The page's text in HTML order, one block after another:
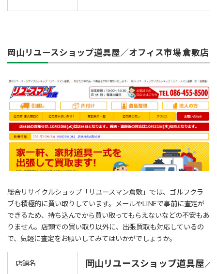
岡山リユースショップ道具屋／オフィス市場 倉敷店
総合リサイクルショップ「リユースマン倉敷」では、ゴルフクラ
ブも積極的に買い取りしています。メールやLINEで事前に査定が
できるため、持ち込んでから買い取ってもらえないなどの不安もあ
りません。店頭での買い取り以外に、出張買取も対応しているの
で、気軽に査定をお願いしてみてはいかがでしょうか。
店舗名 岡山リユースショップ道具屋